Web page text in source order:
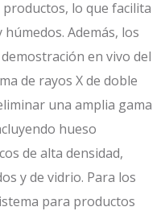
lo que facilita
Además, los
en vivo del
de rayos X de doble
una amplia gama
hueso
de alta densidad,
y de vidrio. Para los
para productos